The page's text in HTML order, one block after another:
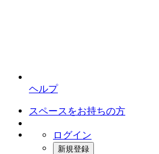
ヘルプ
スペースをお持ちの方
ログイン
新規登録